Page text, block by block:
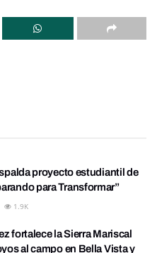
proyecto estudiantil de
para Transformar”
1.9K
fortalece la Sierra Mariscal
al campo en Bella Vista y